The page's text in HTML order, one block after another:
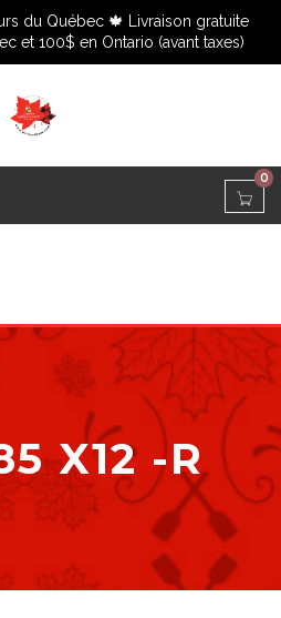
du Québec 🍁 Livraison gratuite
et 100$ en Ontario (avant taxes)
0
X12 -R